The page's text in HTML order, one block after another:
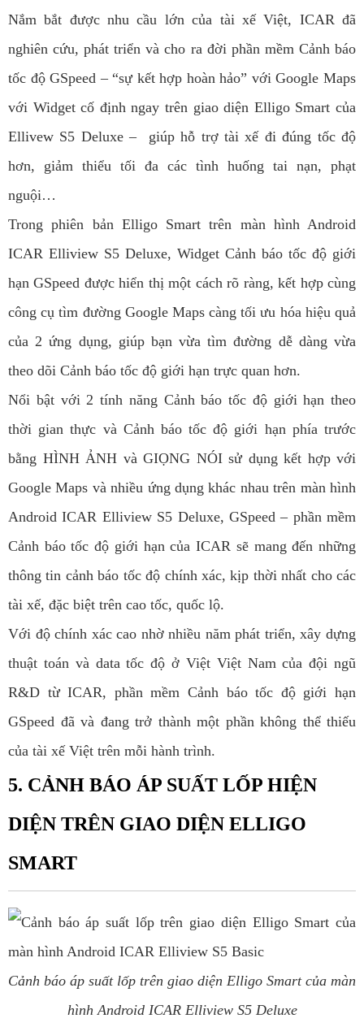
Nắm bắt được nhu cầu lớn của tài xế Việt, ICAR đã
nghiên cứu, phát triển và cho ra đời phần mềm Cảnh báo
tốc độ GSpeed – “sự kết hợp hoàn hảo” với Google Maps
với Widget cố định ngay trên giao diện Elligo Smart của
Ellivew S5 Deluxe – giúp hỗ trợ tài xế đi đúng tốc độ
hơn, giảm thiểu tối đa các tình huống tai nạn, phạt
nguội…
Trong phiên bản Elligo Smart trên màn hình Android
ICAR Elliview S5 Deluxe, Widget Cảnh báo tốc độ giới
hạn GSpeed được hiển thị một cách rõ ràng, kết hợp cùng
công cụ tìm đường Google Maps càng tối ưu hóa hiệu quả
của 2 ứng dụng, giúp bạn vừa tìm đường dễ dàng vừa
theo dõi Cảnh báo tốc độ giới hạn trực quan hơn.
Nổi bật với 2 tính năng Cảnh báo tốc độ giới hạn theo
thời gian thực và Cảnh báo tốc độ giới hạn phía trước
bằng HÌNH ẢNH và GIỌNG NÓI sử dụng kết hợp với
Google Maps và nhiều ứng dụng khác nhau trên màn hình
Android ICAR Elliview S5 Deluxe, GSpeed – phần mềm
Cảnh báo tốc độ giới hạn của ICAR sẽ mang đến những
thông tin cảnh báo tốc độ chính xác, kịp thời nhất cho các
tài xế, đặc biệt trên cao tốc, quốc lộ.
Với độ chính xác cao nhờ nhiều năm phát triển, xây dựng
thuật toán và data tốc độ ở Việt Việt Nam của đội ngũ
R&D từ ICAR, phần mềm Cảnh báo tốc độ giới hạn
GSpeed đã và đang trở thành một phần không thể thiếu
của tài xế Việt trên mỗi hành trình.
5. CẢNH BÁO ÁP SUẤT LỐP HIỆN
DIỆN TRÊN GIAO DIỆN ELLIGO
SMART
Cảnh báo áp suất lốp trên giao diện Elligo Smart của màn
hình Android ICAR Elliview S5 Deluxe